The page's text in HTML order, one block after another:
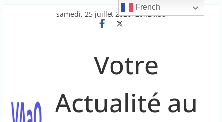
samedi, 25 juillet 2026, 20h24:38
Votre
Actualité au
French